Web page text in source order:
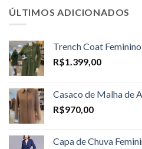
ÚLTIMOS ADICIONADOS
Trench Coat Feminino
R$1.399,00
Casaco de Malha de
R$970,00
Capa de Chuva